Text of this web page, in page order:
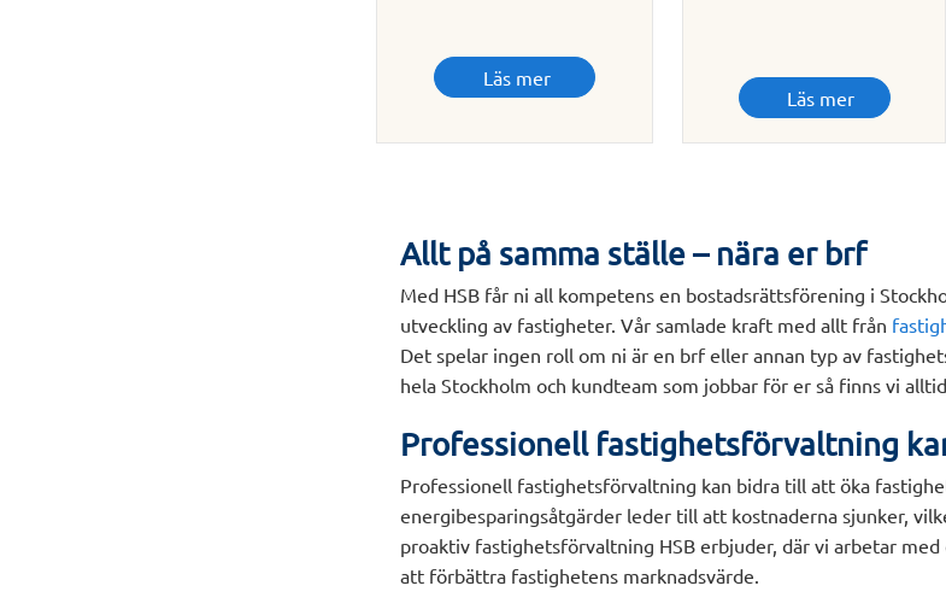
Läs mer
Läs mer
Allt på samma ställe – nära er brf
Med HSB får ni all kompetens en bostadsrättsförening i
utveckling av fastigheter. Vår samlade kraft med allt från
Det spelar ingen roll om ni är en brf eller annan typ av
hela Stockholm och kundteam som jobbar för er så finns vi
Professionell fastighetsförvaltning
Professionell fastighetsförvaltning kan bidra till att öka
energibesparingsåtgärder leder till att kostnaderna sjunker,
proaktiv fastighetsförvaltning HSB erbjuder, där vi arbetar
att förbättra fastighetens marknadsvärde.